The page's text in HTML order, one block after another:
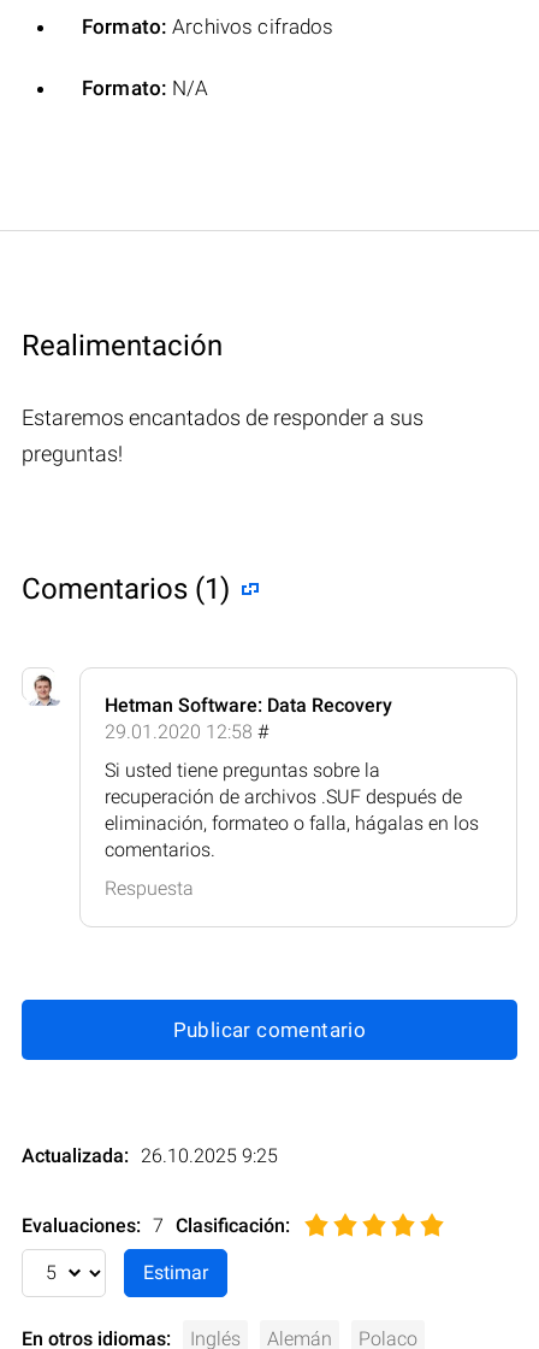
Formato: Archivos cifrados
Formato: N/A
Realimentación
Estaremos encantados de responder a sus
preguntas!
Comentarios (1)
Hetman Software: Data Recovery
29.01.2020 12:58 #
Si usted tiene preguntas sobre la
recuperación de archivos .SUF después de
eliminación, formateo o falla, hágalas en los
comentarios.
Respuesta
Publicar comentario
Actualizada: 26.10.2025 9:25
Evaluaciones: 7 Clasificación:
En otros idiomas: Inglés Alemán Polaco